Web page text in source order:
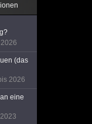
(das
2026
eine